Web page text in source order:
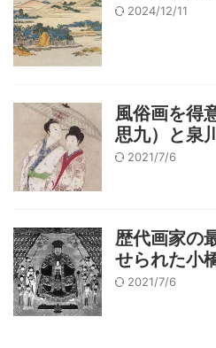
2024/12/11
風俗画を得
思九）と泉
2021/7/6
歴代画家の
せられた小
2021/7/6